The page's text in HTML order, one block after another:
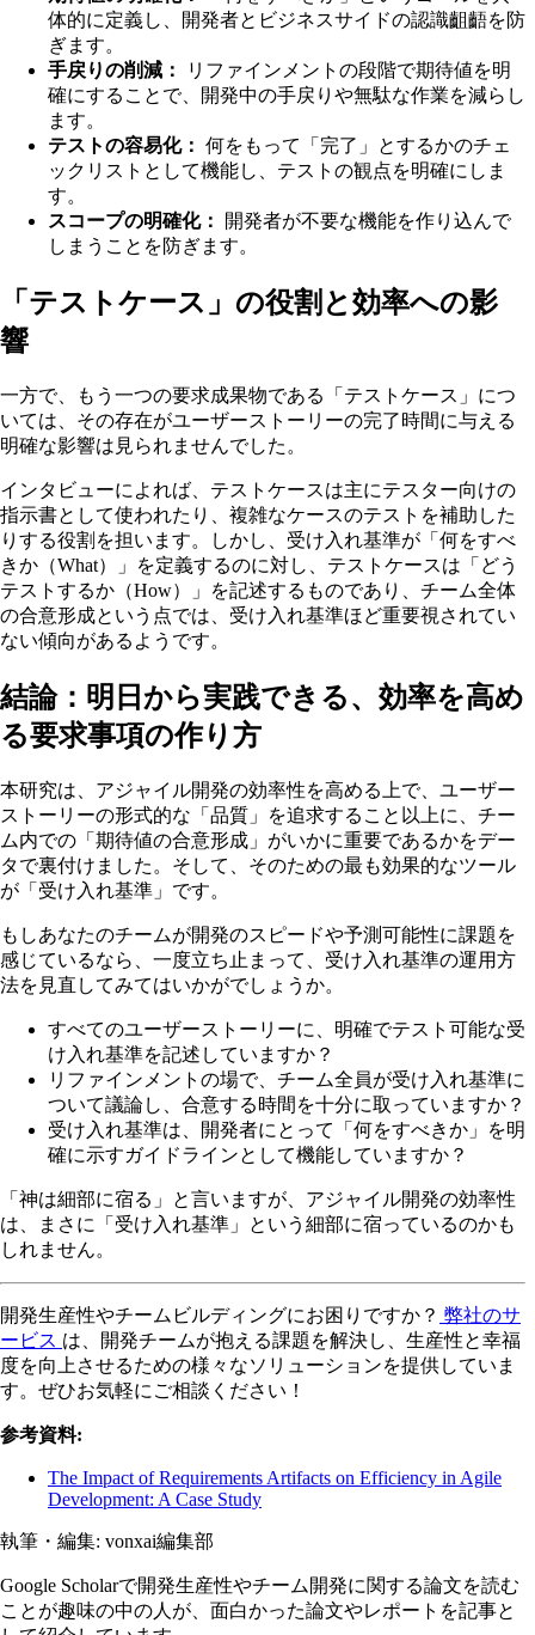
体的に定義し、開発者とビジネスサイドの認識齟齬を防
ぎます。
手戻りの削減：
リファインメントの段階で期待値を明
確にすることで、開発中の手戻りや無駄な作業を減らし
ます。
テストの容易化： 何をもって「完了」とするかのチェ
ックリストとして機能し、テストの観点を明確にしま
す。
スコープの明確化：
開発者が不要な機能を作り込んで
しまうことを防ぎます。
「テストケース」の役割と効率への影
響
一方で、もう一つの要求成果物である「テストケース」につ
いては、その存在がユーザーストーリーの完了時間に与える
明確な影響は見られませんでした。
インタビューによれば、テストケースは主にテスター向けの
指示書として使われたり、複雑なケースのテストを補助した
りする役割を担います。しかし、受け入れ基準が「何をすべ
きか（What）」を定義するのに対し、テストケースは「どう
テストするか（How）」を記述するものであり、チーム全体
の合意形成という点では、受け入れ基準ほど重要視されてい
ない傾向があるようです。
結論：明日から実践できる、効率を高め
る要求事項の作り方
本研究は、アジャイル開発の効率性を高める上で、ユーザー
ストーリーの形式的な「品質」を追求すること以上に、チー
ム内での「期待値の合意形成」がいかに重要であるかをデー
タで裏付けました。そして、そのための最も効果的なツール
が「受け入れ基準」です。
もしあなたのチームが開発のスピードや予測可能性に課題を
感じているなら、一度立ち止まって、受け入れ基準の運用方
法を見直してみてはいかがでしょうか。
すべてのユーザーストーリーに、明確でテスト可能な受
け入れ基準を記述していますか？
リファインメントの場で、チーム全員が受け入れ基準に
ついて議論し、合意する時間を十分に取っていますか？
受け入れ基準は、開発者にとって「何をすべきか」を明
確に示すガイドラインとして機能していますか？
「神は細部に宿る」と言いますが、アジャイル開発の効率性
は、まさに「受け入れ基準」という細部に宿っているのかも
しれません。
開発生産性やチームビルディングにお困りですか？ 弊社のサ
ービス は、開発チームが抱える課題を解決し、生産性と幸福
度を向上させるための様々なソリューションを提供していま
す。ぜひお気軽にご相談ください！
参考資料:
The Impact of Requirements Artifacts on Efficiency in Agile
Development: A Case Study
執筆・編集: vonxai編集部
Google Scholarで開発生産性やチーム開発に関する論文を読む
ことが趣味の中の人が、面白かった論文やレポートを記事と